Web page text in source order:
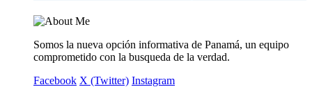
Somos la nueva opción informativa de Panamá, un equipo
comprometido con la busqueda de la verdad.
Facebook X (Twitter) Instagram